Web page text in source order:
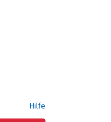
Hilfe